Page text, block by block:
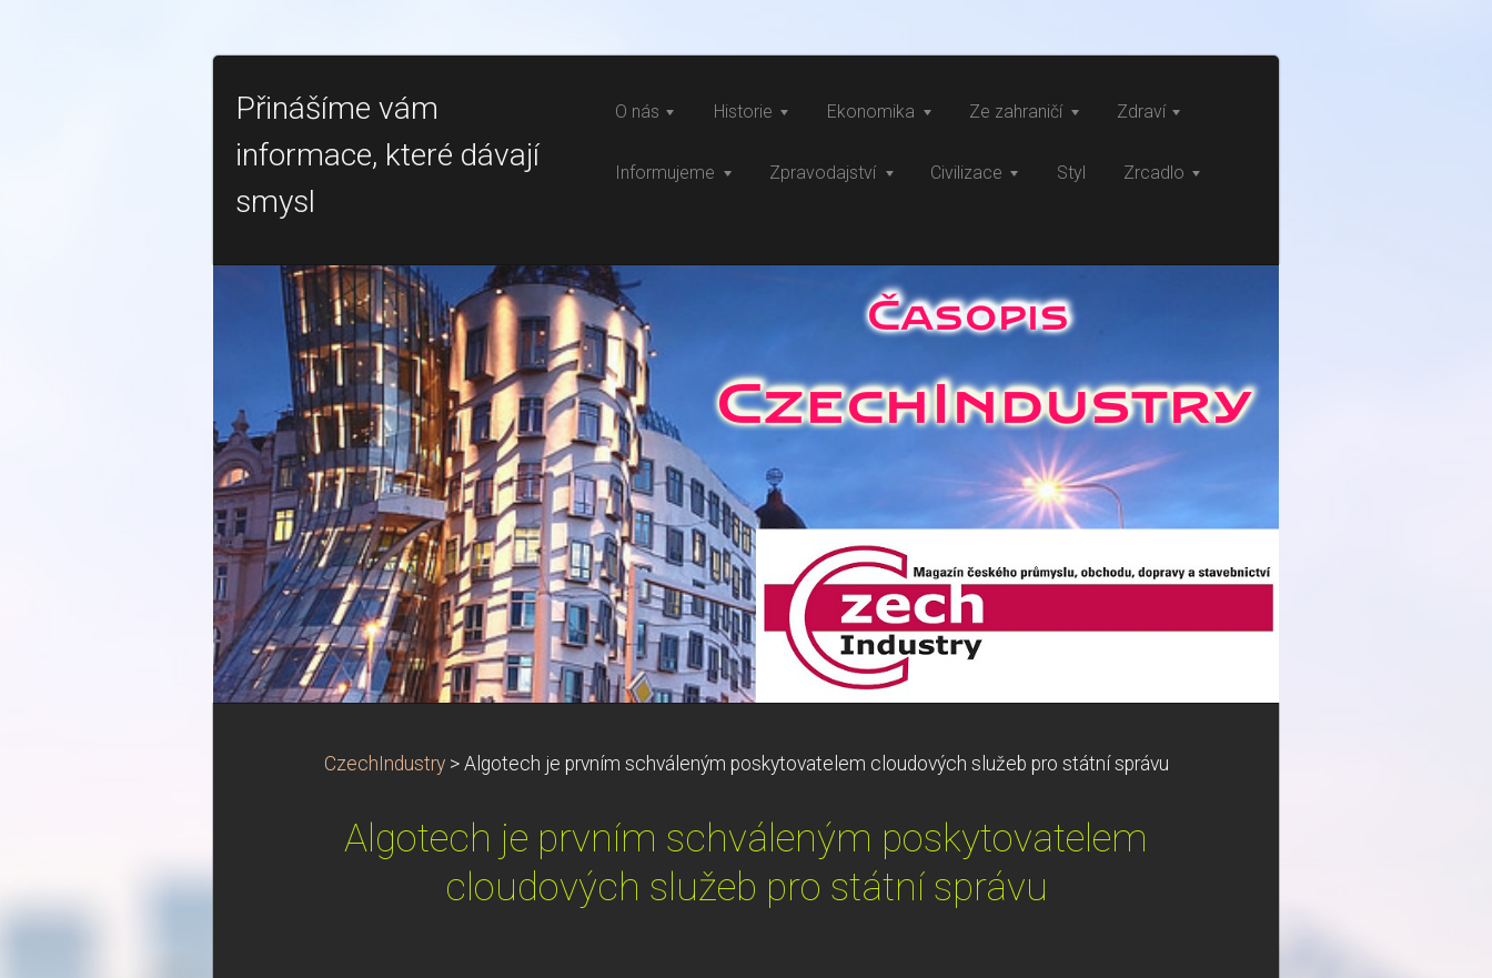
Přinášíme vám
informace, které dávají
smysl
O nás Historie Ekonomika Ze zahraničí Zdraví
Informujeme Zpravodajství Civilizace Styl Zrcadlo
CzechIndustry > Algotech je prvním schváleným poskytovatelem cloudových služeb pro státní správu
Algotech je prvním schváleným poskytovatelem
cloudových služeb pro státní správu